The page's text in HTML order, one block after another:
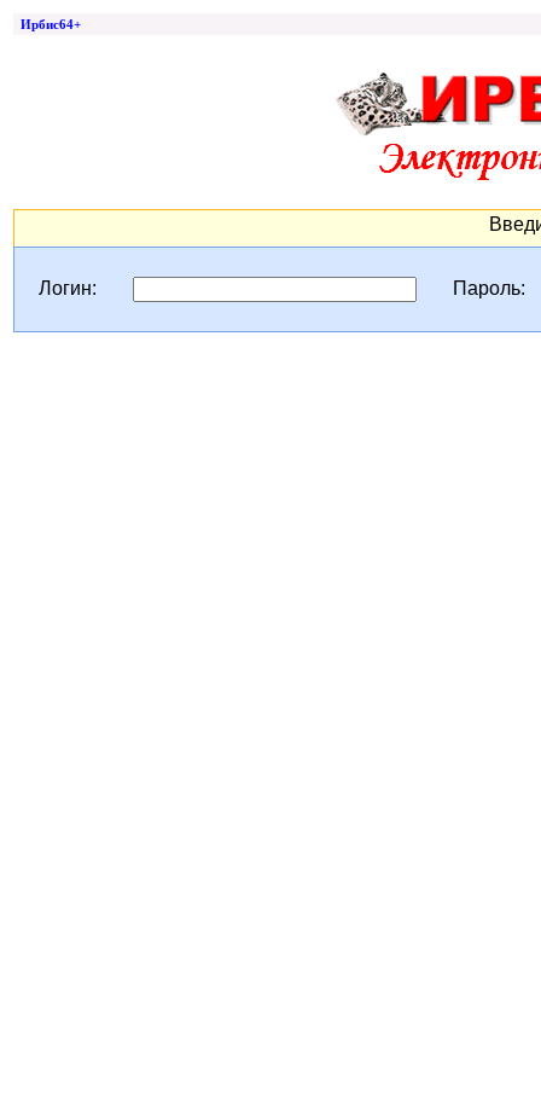
Ирбис64+
Логин: Пароль: